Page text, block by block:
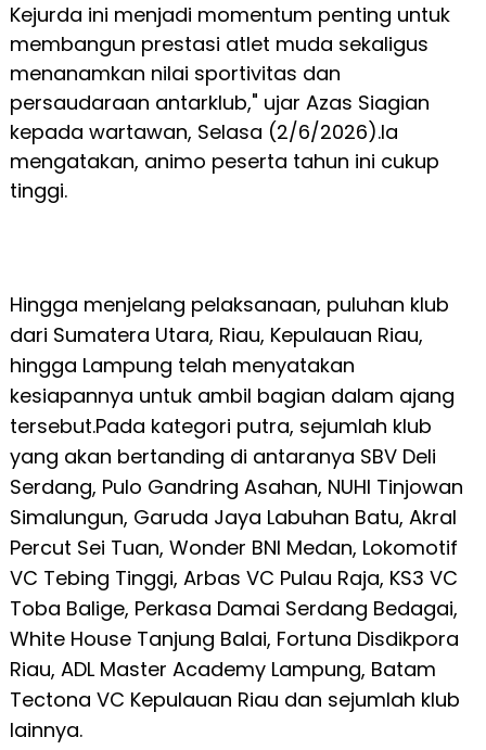
Kejurda ini menjadi momentum penting untuk
membangun prestasi atlet muda sekaligus
menanamkan nilai sportivitas dan
persaudaraan antarklub," ujar Azas Siagian
kepada wartawan, Selasa (2/6/2026).Ia
mengatakan, animo peserta tahun ini cukup
tinggi.
Hingga menjelang pelaksanaan, puluhan klub
dari Sumatera Utara, Riau, Kepulauan Riau,
hingga Lampung telah menyatakan
kesiapannya untuk ambil bagian dalam ajang
tersebut.Pada kategori putra, sejumlah klub
yang akan bertanding di antaranya SBV Deli
Serdang, Pulo Gandring Asahan, NUHI Tinjowan
Simalungun, Garuda Jaya Labuhan Batu, Akral
Percut Sei Tuan, Wonder BNI Medan, Lokomotif
VC Tebing Tinggi, Arbas VC Pulau Raja, KS3 VC
Toba Balige, Perkasa Damai Serdang Bedagai,
White House Tanjung Balai, Fortuna Disdikpora
Riau, ADL Master Academy Lampung, Batam
Tectona VC Kepulauan Riau dan sejumlah klub
lainnya.